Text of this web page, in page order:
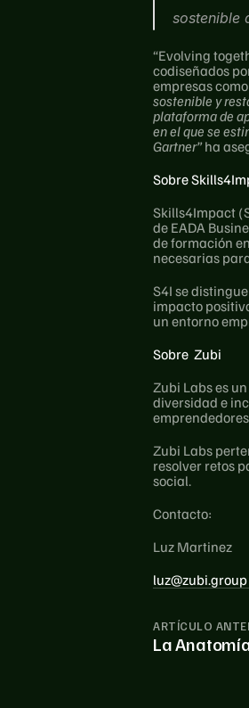
sostenible
“Evolving
codiseñados
empresas
sostenible y
plataforma de
en el que se
Gartner” ha
Sobre
Skills4Impact
de EADA
de formación
necesarias
S4I se
impacto
un entorno
Sobre  Zubi
Zubi Labs es
diversidad e
Zubi Labs
resolver retos
social.
Contacto:
Luz Martinez
luz@zubi.group
ARTÍCULO
La